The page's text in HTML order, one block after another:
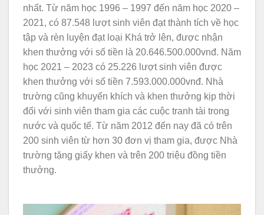
nhất. Từ năm học 1996 – 1997 đến năm học 2020 –
2021, có 87.548 lượt sinh viên đạt thành tích về học
tập và rèn luyện đạt loại Khá trở lên, được nhận
khen thưởng với số tiền là 20.646.500.000vnđ. Năm
học 2021 – 2023 có 25.226 lượt sinh viên được
khen thưởng với số tiền 7.593.000.000vnđ. Nhà
trường cũng khuyến khích và khen thưởng kịp thời
đối với sinh viên tham gia các cuộc tranh tài trong
nước và quốc tế. Từ năm 2012 đến nay đã có trên
200 sinh viên từ hơn 30 đơn vị tham gia, được Nhà
trường tặng giấy khen và trên 200 triệu đồng tiền
thưởng.